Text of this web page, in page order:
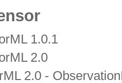
1.0.1
2.0
2.0 -